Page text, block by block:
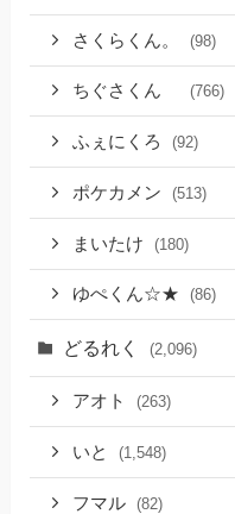
さくらくん。 (98)
ちぐさくん (766)
ふぇにくろ (92)
ポケカメン (513)
まいたけ (180)
ゆぺくん☆★ (86)
どるれく (2,096)
アオト (263)
いと (1,548)
フマル (82)